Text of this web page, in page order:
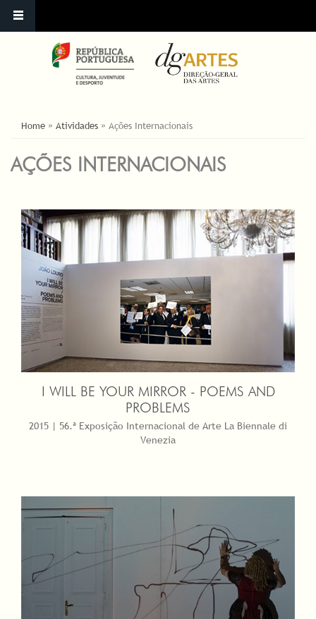
YOU ARE HERE
Home » Atividades » Ações Internacionais
AÇÕES INTERNACIONAIS
I WILL BE YOUR MIRROR - POEMS AND
PROBLEMS
2015 | 56.ª Exposição Internacional de Arte La Biennale di
Venezia
PAGES